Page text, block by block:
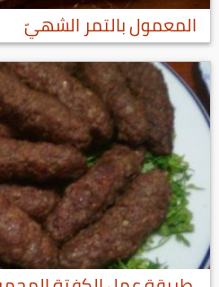
المعمول بالتمر الشهيّ